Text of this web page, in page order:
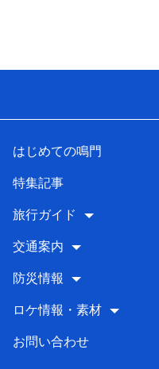
はじめての鳴門
特集記事
旅行ガイド
交通案内
防災情報
ロケ情報・素材
お問い合わせ